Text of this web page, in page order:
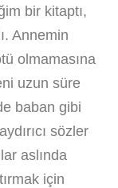
bir kitaptı,
Annemin
olmamasına
uzun süre
baban gibi
sözler
aslında
için